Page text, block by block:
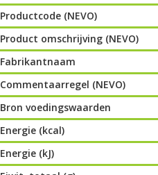
Productcode (NEVO)
Product omschrijving (NEVO)
Fabrikantnaam
Commentaarregel (NEVO)
Bron voedingswaarden
Energie (kcal)
Energie (kJ)